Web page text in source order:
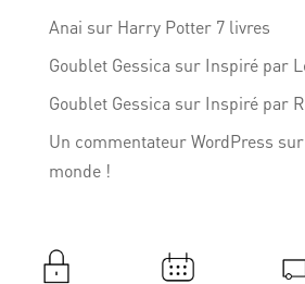
Anai sur Harry Potter 7 livres
Goublet Gessica sur Inspiré par
Goublet Gessica sur Inspiré par
Un commentateur WordPress sur
monde !